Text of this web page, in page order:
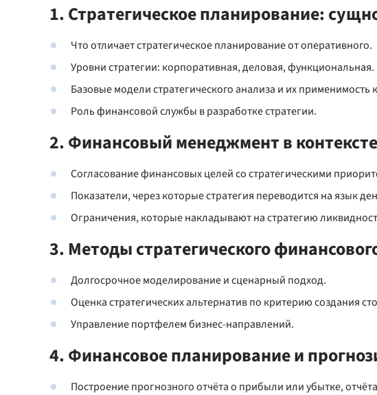
1. Стратегическое планирование:
Что отличает стратегическое планирование от оперативного.
Уровни стратегии: корпоративная, деловая, функциональная.
Базовые модели стратегического анализа и их
Роль финансовой службы в разработке стратегии.
2. Финансовый менеджмент в
Согласование финансовых целей со стратегическими
Показатели, через которые стратегия переводится на язык
Ограничения, которые накладывают на стратегию
3. Методы стратегического
Долгосрочное моделирование и сценарный подход.
Оценка стратегических альтернатив по критерию создания
Управление портфелем бизнес-направлений.
4. Финансовое планирование и
Построение прогнозного отчёта о прибыли или убытке,